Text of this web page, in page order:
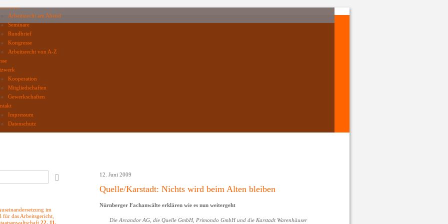
Arbeitsrecht am Abend
Seminare
Rundbrief
Kongresse
Arbeitsrecht von A-Z
Kooperation
Mitgliedschaften
Gewerkschaften
Impressum
Datenschutz
12. Juni 2009
Quelle/Karstadt: Nichts wird beim Alten bleiben
Nürnberger Fachanwälte erklären wie es nun weitergeht
Die Arcandor AG, die Quelle GmbH, Primondo GmbH und die Karstadt Warenhäuser
im
für das Arbeitsgericht,
22. 11.